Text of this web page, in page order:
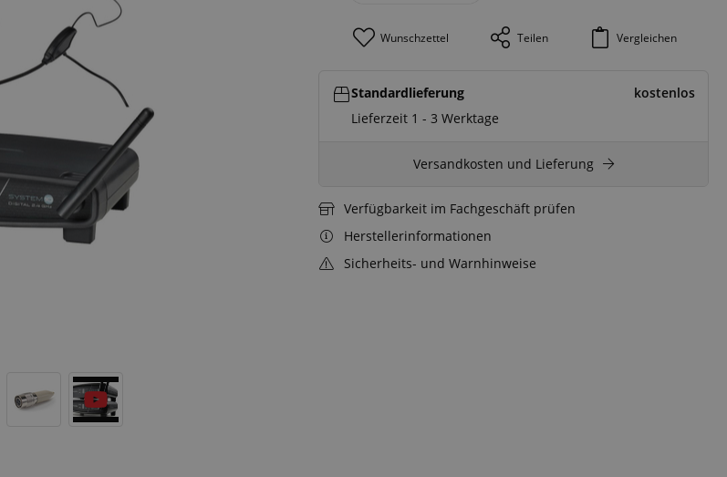
Wunschzettel Teilen Vergleichen
Standardlieferung
kostenlos
Lieferzeit 1 - 3 Werktage
Versandkosten und Lieferung
Verfügbarkeit im Fachgeschäft prüfen
Herstellerinformationen
Sicherheits- und Warnhinweise